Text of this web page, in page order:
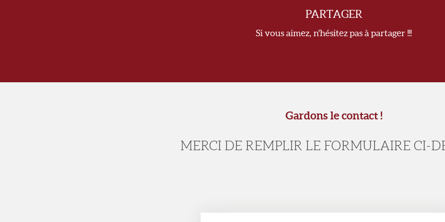
PARTAGER
Si vous aimez, n'hésitez pas à partager !!!
Gardons le contact !
MERCI DE REMPLIR LE FORMULAIRE CI-